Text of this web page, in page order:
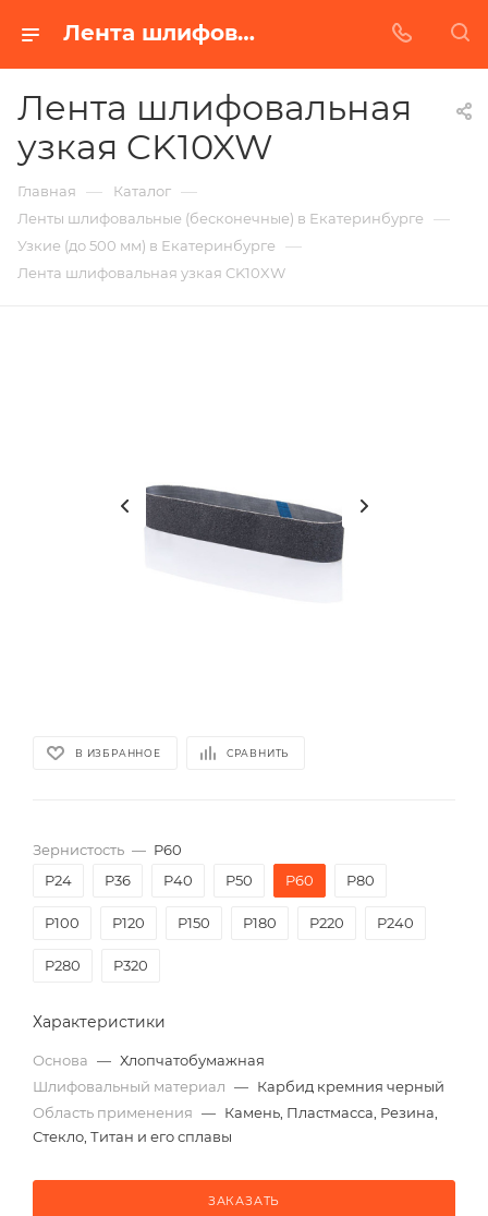
Лента шлифовальная узкая CK10XW в Екатеринбурге | Купить по недорогой цене от Абразивного Завода
Лента шлифовальная
узкая CK10XW
Главная — Каталог —
Ленты шлифовальные (бесконечные) в Екатеринбурге —
Узкие (до 500 мм) в Екатеринбурге —
Лента шлифовальная узкая CK10XW
В ИЗБРАННОЕ СРАВНИТЬ
Зернистость — P60
P24
P36 P40 P50 P60 P80
P100 P120 P150 P180 P220 P240
P280 P320
Характеристики
Основа — Хлопчатобумажная
Шлифовальный материал — Карбид кремния черный
Область применения — Камень, Пластмасса, Резина,
Стекло, Титан и его сплавы
ЗАКАЗАТЬ